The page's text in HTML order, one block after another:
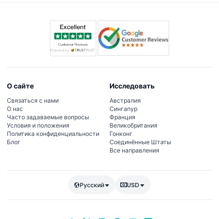
О сайте
Связаться с нами
О нас
Часто задаваемые вопросы
Условия и положения
Политика конфиденциальности
Блог
Исследовать
Австралия
Сингапур
Франция
Великобритания
Гонконг
Соединённые Штаты
Все направления
Русский USD